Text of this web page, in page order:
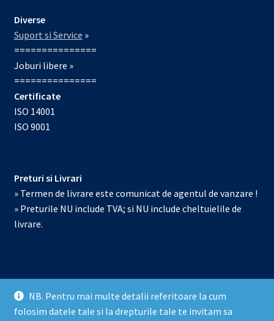
NB. Pentru mai multe detalii referitoare la cum
folosim datele tale si la drepturile tale te invitam sa
Diverse
Suport si Service »
===============
Joburi libere »
===============
Certificate
ISO 14001
ISO 9001
Preturi si Livrari
» Termen de livrare este comunicat de agentul de vanzare !
» Preturile NU include TVA; si NU include cheltuielile de
livrare.
© Echipamente de laborator 2026
Prelucrarea datelor cu caracter personal
Construit cu